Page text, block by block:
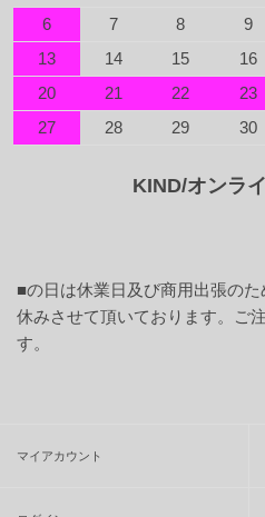
6
7 8 9
13
14 15 16
20
21 22 23
27
28 29 30
KIND/オンラ
■の日は休業日及び商用出張の
休みさせて頂いております。ご
す。
マイアカウント